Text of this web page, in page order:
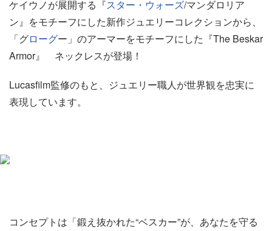
ケイウノが展開する『スター・ウォーズ/マンダロリア
ン』をモチーフにした新作ジュエリーコレクションから、
「グローグー」のアーマーをモチーフにした『The Beskar
Armor』 ネックレスが登場！
Lucasfilm監修のもと、ジュエリー職人が世界観を忠実に
表現しています。
コンセプトは「鍛え抜かれた“ベスカー”が、あなたを守る